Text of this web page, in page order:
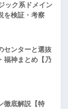
ック系ドメイン
を検証・考察
センターと選抜
福神まとめ【乃
徹底解説【特